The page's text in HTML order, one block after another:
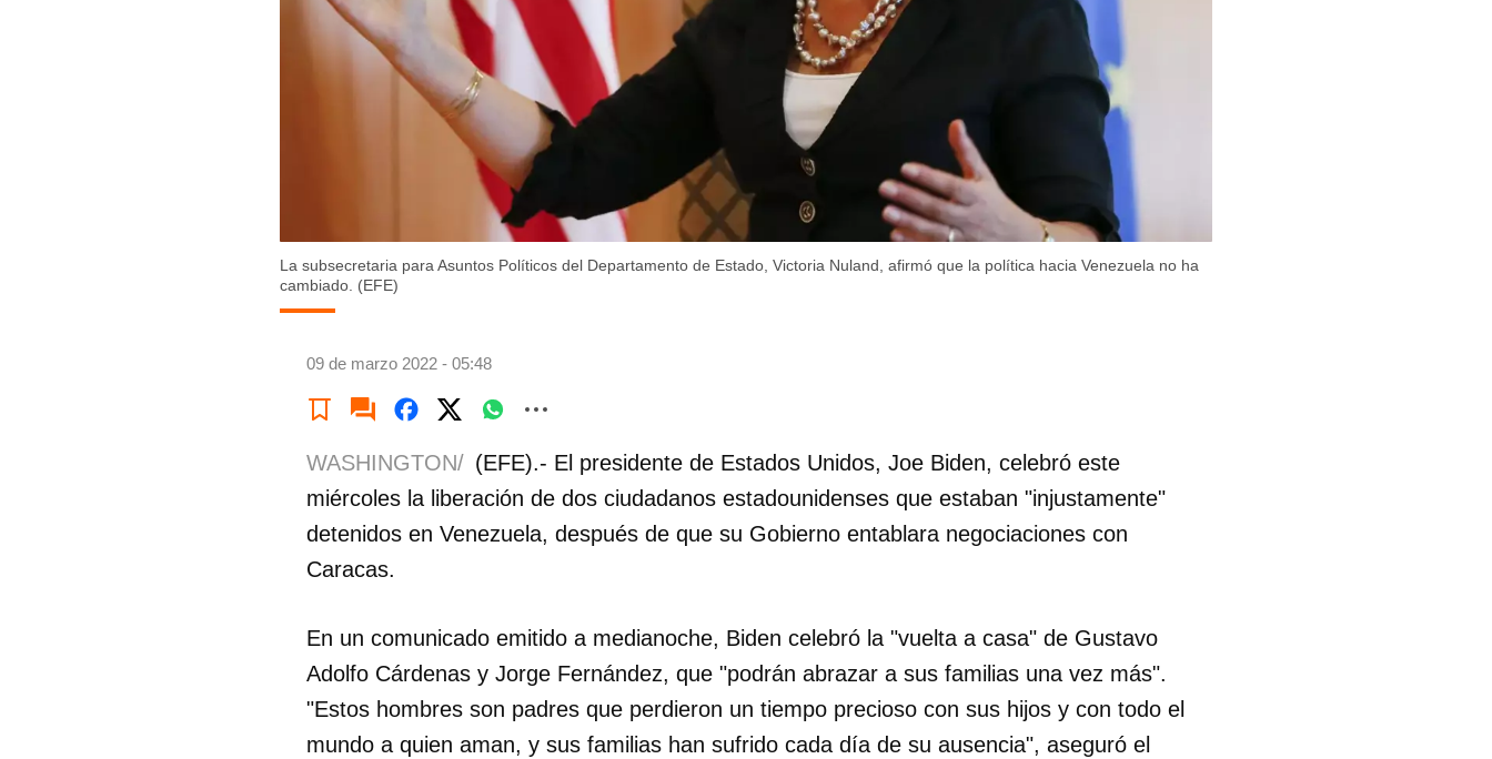
La subsecretaria para Asuntos Políticos del Departamento de Estado, Victoria Nuland, afirmó que la política hacia Venezuela no ha
cambiado. (EFE)
09 de marzo 2022 - 05:48
WASHINGTON/ (EFE).- El presidente de Estados Unidos, Joe Biden, celebró este
miércoles la liberación de dos ciudadanos estadounidenses que estaban "injustamente"
detenidos en Venezuela, después de que su Gobierno entablara negociaciones con
Caracas.
En un comunicado emitido a medianoche, Biden celebró la "vuelta a casa" de Gustavo
Adolfo Cárdenas y Jorge Fernández, que "podrán abrazar a sus familias una vez más".
"Estos hombres son padres que perdieron un tiempo precioso con sus hijos y con todo el
mundo a quien aman, y sus familias han sufrido cada día de su ausencia", aseguró el